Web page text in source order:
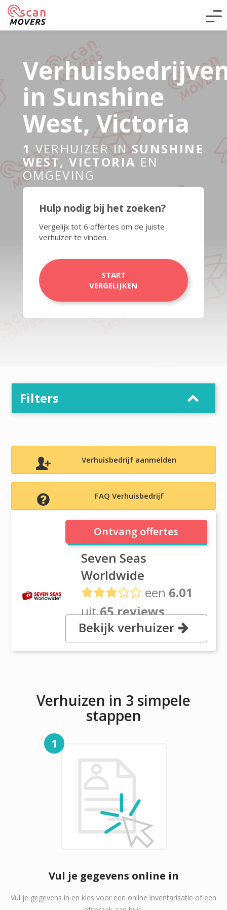
in Sunshine
West, Victoria
1 VERHUIZER INSUNSHINE
WEST, VICTORIA EN
OMGEVING
Hulp nodig bij het zoeken?
Vergelijk tot 6 offertes om de juiste
verhuizer te vinden.
START
VERGELIJKEN
Filters
Verhuisbedrijf aanmelden
FAQ Verhuisbedrijf
Seven Seas Worldwide
Seven Seas
Worldwide
een 6.01
uit65 reviews
, 38 Venture Drive, Sunshine
West, Victoria
Ontvang offertes
Bekijk verhuizer
Verhuizen in 3 simpele
stappen
1
Vul je gegevens online in
Vul je gegevens in en kies voor een online inventarisatie of een